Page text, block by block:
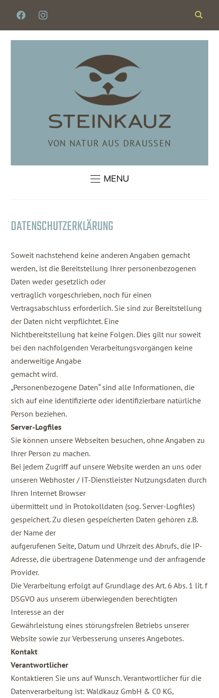
FACEBOOKINSTAGRAM
VON NATUR AUS DRAUSSEN
MENU
DATENSCHUTZERKLÄRUNG
Soweit nachstehend keine anderen Angaben gemacht
werden, ist die Bereitstellung Ihrer personenbezogenen
Daten weder gesetzlich oder
vertraglich vorgeschrieben, noch für einen
Vertragsabschluss erforderlich. Sie sind zur Bereitstellung
der Daten nicht verpflichtet. Eine
Nichtbereitstellung hat keine Folgen. Dies gilt nur soweit
bei den nachfolgenden Verarbeitungsvorgängen keine
anderweitige Angabe
gemacht wird.
„Personenbezogene Daten“ sind alle Informationen, die
sich auf eine identifizierte oder identifizierbare natürliche
Person beziehen.
Server-Logfiles
Sie können unsere Webseiten besuchen, ohne Angaben zu
Ihrer Person zu machen.
Bei jedem Zugriff auf unsere Website werden an uns oder
unseren Webhoster / IT-Dienstleister Nutzungsdaten durch
Ihren Internet Browser
übermittelt und in Protokolldaten (sog. Server-Logfiles)
gespeichert. Zu diesen gespeicherten Daten gehören z.B.
der Name der
aufgerufenen Seite, Datum und Uhrzeit des Abrufs, die IP-
Adresse, die übertragene Datenmenge und der anfragende
Provider.
Die Verarbeitung erfolgt auf Grundlage des Art. 6 Abs. 1 lit. f
DSGVO aus unserem überwiegenden berechtigten
Interesse an der
Gewährleistung eines störungsfreien Betriebs unserer
Website sowie zur Verbesserung unseres Angebotes.
Kontakt
Verantwortlicher
Kontaktieren Sie uns auf Wunsch. Verantwortlicher für die
Datenverarbeitung ist: Waldkauz GmbH & C0 KG,